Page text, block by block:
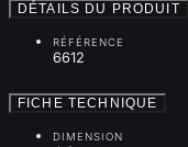
DÉTAILS DU PRODUIT
RÉFÉRENCE
6612
FICHE TECHNIQUE
DIMENSION